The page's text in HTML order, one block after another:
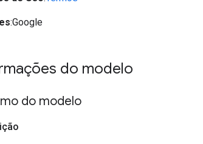
:Google
do modelo
do modelo